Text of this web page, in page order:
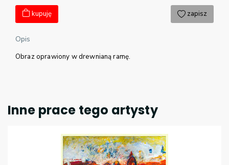
kupuję zapisz
Opis
Obraz oprawiony w drewnianą ramę.
Inne prace tego artysty